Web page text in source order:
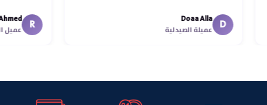
D
Doaa Alla
عميلة الصيدلية
R